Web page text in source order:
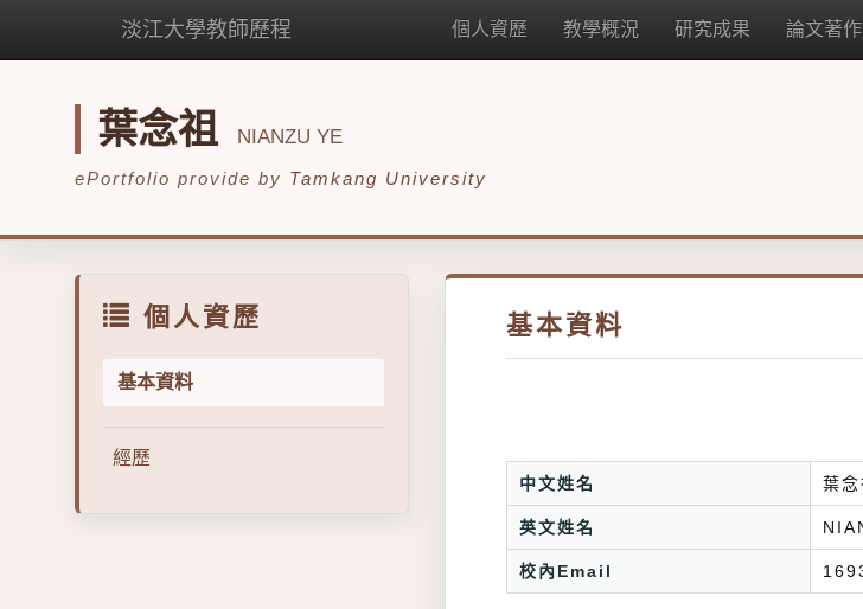
淡江大學教師歷程 個人資歷 教學概況 研究成果 論文著作
葉念祖 NIANZU YE
ePortfolio provide by Tamkang University
個人資歷
基本資料
經歷
基本資料
中文姓名 葉念
英文姓名
校內Email